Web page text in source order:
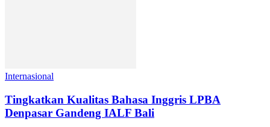
Internasional
Tingkatkan Kualitas Bahasa Inggris LPBA
Denpasar Gandeng IALF Bali